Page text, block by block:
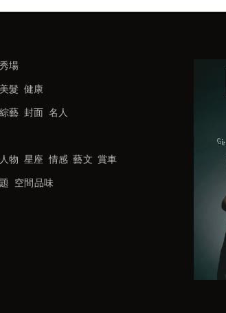
秀場
美髮 健康
綜藝 封面 名人
人物 星座 情感 藝文 賞車
空間品味